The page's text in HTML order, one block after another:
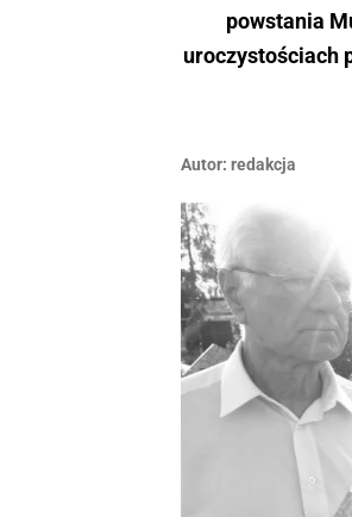
powstania
uroczystościach
Autor: redakcja